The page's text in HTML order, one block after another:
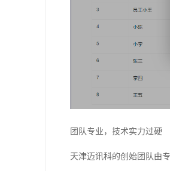
团队专业，技术实力过硬
天津迈讯科的创始团队由